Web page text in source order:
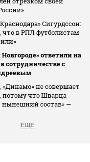
Сигурдссон:
что в РПЛ футболистам
ответили на
сотрудничестве с
не совершает
потому что Шварца
нынешний состав» —
ЕЩЕ